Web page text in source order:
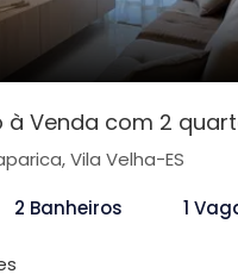
Venda com 2
Vila Velha-ES
2 Banheiros 1